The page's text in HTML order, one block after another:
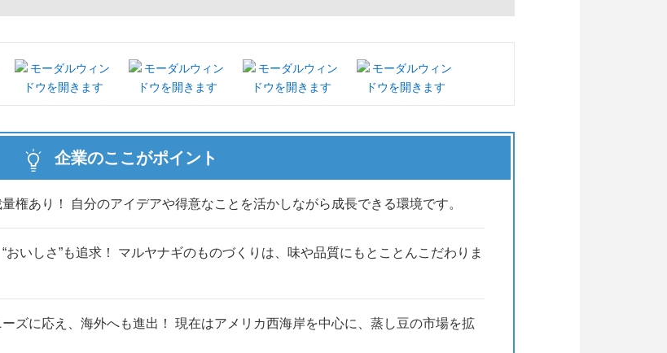
企業のここがポイント
権あり！ 自分のアイデアや得意なことを活かしながら成長できる環境です。
おいしさ”も追求！ マルヤナギのものづくりは、味や品質にもとことんこだわりま
ズに応え、海外へも進出！ 現在はアメリカ西海岸を中心に、蒸し豆の市場を拡